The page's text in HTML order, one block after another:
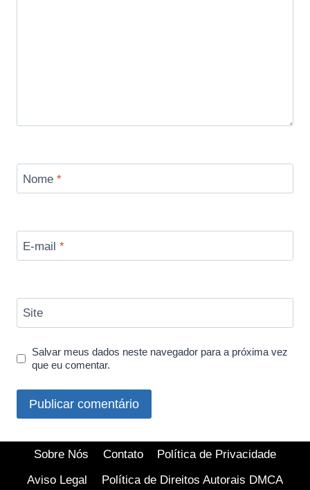
Nome *
E-mail *
Site
Salvar meus dados neste navegador para a próxima vez
que eu comentar.
Sobre Nós Contato
Política de Privacidade
Aviso Legal
Política de Direitos Autorais DMCA